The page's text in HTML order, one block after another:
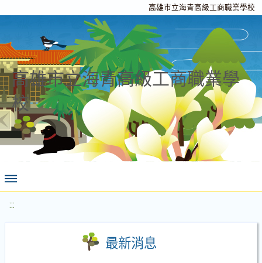
高雄市立海青高級工商職業學校
高雄市立海青高級工商職業學
校
:::
最新消息